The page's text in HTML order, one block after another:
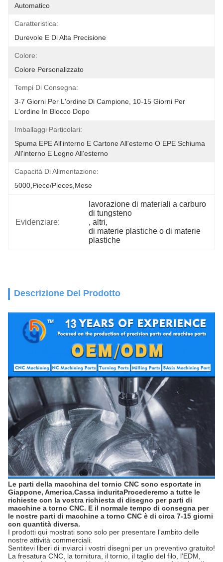
Automatico
Caratteristica:
Durevole E Di Alta Precisione
Colore:
Colore Personalizzato
Tempi Di Consegna:
3-7 Giorni Per L'ordine Di Campione, 10-15 Giorni Per
L'ordine In Blocco Dopo
Imballaggi Particolari:
Spuma EPE All'interno E Cartone All'esterno O EPE Schiuma
All'interno E Legno All'esterno
Capacità Di Alimentazione:
5000,Piece/Pieces,Mese
Evidenziare:
lavorazione di materiali a carburo
di tungsteno
, altri,
di materie plastiche o di materie
plastiche
Descrizione Del Prodotto
Le parti della macchina del tornio CNC sono esportate in
Giappone, America.Cassa induritaProcederemo a tutte le
richieste con la vostra richiesta di disegno per parti di
macchine a torno CNC. E il normale tempo di consegna per
le nostre parti di macchine a torno CNC è di circa 7-15 giorni
con quantità diversa.
I prodotti qui mostrati sono solo per presentare l'ambito delle
nostre attività commerciali.
Sentitevi liberi di inviarci i vostri disegni per un preventivo gratuito!
La fresatura CNC, la tornitura, il tornio, il taglio del filo, l'EDM,